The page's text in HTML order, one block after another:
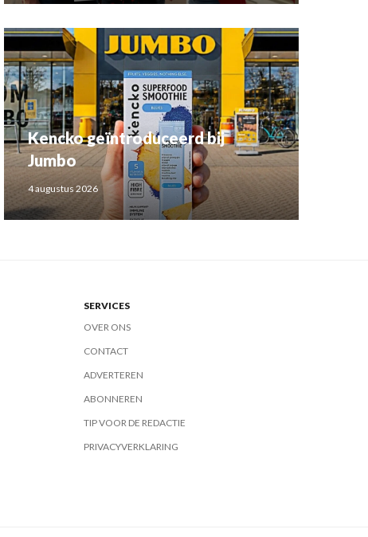
Kencko geïntroduceerd bij
Jumbo
4 augustus 2026
SERVICES
OVER ONS
CONTACT
ADVERTEREN
ABONNEREN
TIP VOOR DE REDACTIE
PRIVACYVERKLARING